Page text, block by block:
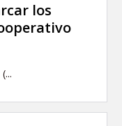
los